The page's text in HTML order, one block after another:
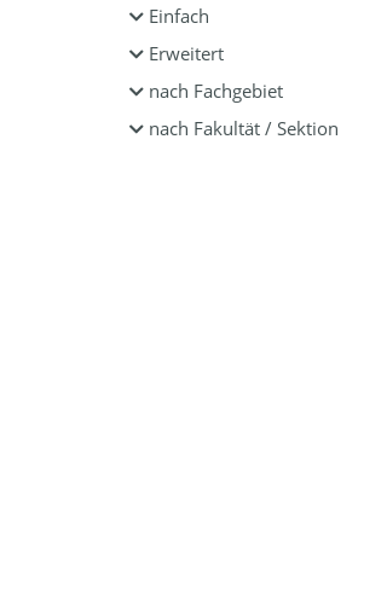
Einfach
Erweitert
nach Fachgebiet
nach Fakultät / Sektion